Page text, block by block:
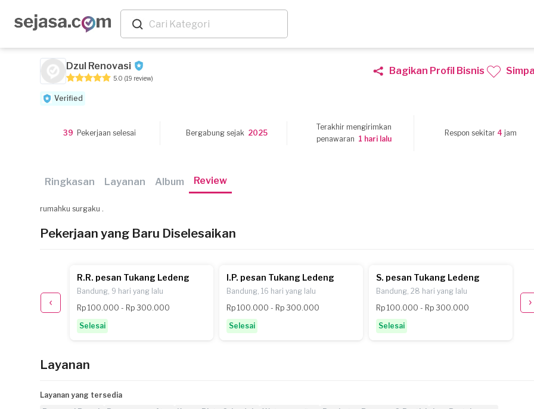
Dzul Renovasi
5.0 (19 review)
Bagikan Profil Bisnis
Verified
39 Pekerjaan selesai Bergabung sejak 2025
Terakhir mengirimkan
penawaran 1 hari lalu
Respon sekitar 4 jam
Ringkasan Layanan Album Review
rumahku surgaku .
Pekerjaan yang Baru Diselesaikan
R.R. pesan Tukang Ledeng
Bandung, 9 hari yang lalu
Rp 100.000 - Rp 300.000
Selesai
I.P. pesan Tukang Ledeng
Bandung, 16 hari yang lalu
Rp 100.000 - Rp 300.000
Selesai
S. pesan Tukang Ledeng
Bandung, 28 hari yang lalu
Rp 100.000 - Rp 300.000
Selesai
Layanan
Layanan yang tersedia